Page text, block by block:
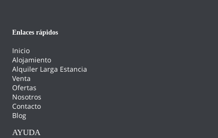
Enlaces rápidos
Inicio
Alojamiento
Alquiler Larga Estancia
Venta
Ofertas
Nosotros
Contacto
Blog
AYUDA